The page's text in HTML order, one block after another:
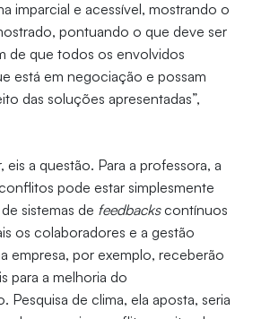
imparcial e acessível, mostrando o
pontuando o que deve ser
de que todos os envolvidos
está em negociação e possam
das soluções apresentadas”,
eis a questão. Para a professora, a
pode estar simplesmente
sistemas de feedbackscontínuos
os colaboradores e a gestão
empresa, por exemplo, receberão
para a melhoria do
Pesquisa de clima, ela aposta, seria